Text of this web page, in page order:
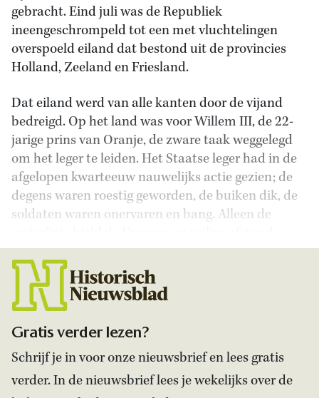
gebracht. Eind juli was de Republiek
ineengeschrompeld tot een met vluchtelingen
overspoeld eiland dat bestond uit de provincies
Holland, Zeeland en Friesland.
Dat eiland werd van alle kanten door de vijand
bedreigd. Op het land was voor Willem III, de 22-
jarige prins van Oranje, de zware taak weggelegd
om het leger te leiden. Het Staatse leger had in de
afgelopen kwarteeuw nauwelijks actie gezien; de
degens waren roestig geworden, de buiken dik, de
soldaten waren onervaren en bang. Alleen de
Gratis verder lezen?
Schrijf je in voor onze nieuwsbrief en lees gratis
verder. In de nieuwsbrief lees je wekelijks over de